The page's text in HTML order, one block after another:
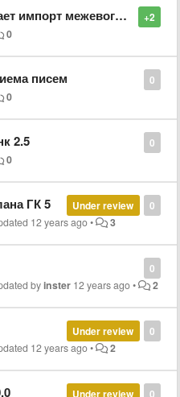
+2
межевого плана
0
0
писем
0
0
2.5
0
0
Under review
ГК 5
12 years ago• 3
0
byinster 12 years ago• 2
0
Under review
12 years ago• 2
0
Under review